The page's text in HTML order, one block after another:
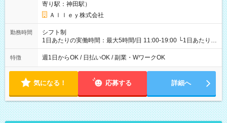
寄り駅：神田駅）
Ａｌｌｅｙ株式会社
勤務時間
シフト制
1日あたりの実働時間：最大5時間/日 11:00-19:00 └1日あたりの
実働時間：1-5時間 └上記の時間帯内であれば、いつでも勤務可
能！ └平日・土曜日の中で、お好きな曜日でご勤務いただけま
18:00 などのように、自由な働き方が可能なお仕事です！
特徴 週1日からOK / 日払いOK / 副業・WワークOK
気になる！ 応募する 詳細へ